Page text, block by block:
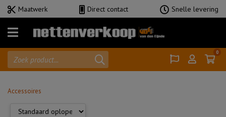
Maatwerk Direct contact Snelle levering
0
Menu
Gazen
Accessoires